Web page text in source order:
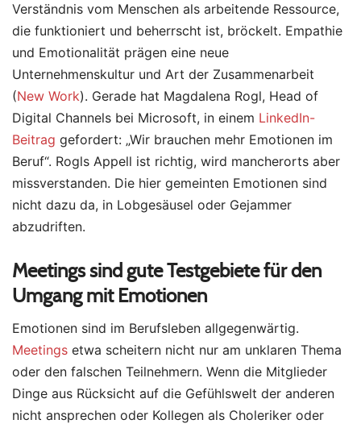
Verständnis vom Menschen als arbeitende Ressource,
die funktioniert und beherrscht ist, bröckelt. Empathie
und Emotionalität prägen eine neue
Unternehmenskultur und Art der Zusammenarbeit
(New Work). Gerade hat Magdalena Rogl, Head of
Digital Channels bei Microsoft, in einem LinkedIn-
Beitrag gefordert: „Wir brauchen mehr Emotionen im
Beruf“. Rogls Appell ist richtig, wird mancherorts aber
missverstanden. Die hier gemeinten Emotionen sind
nicht dazu da, in Lobgesäusel oder Gejammer
abzudriften.
Meetings sind gute Testgebiete für den
Umgang mit Emotionen
Emotionen sind im Berufsleben allgegenwärtig.
Meetings etwa scheitern nicht nur am unklaren Thema
oder den falschen Teilnehmern. Wenn die Mitglieder
Dinge aus Rücksicht auf die Gefühlswelt der anderen
nicht ansprechen oder Kollegen als Choleriker oder